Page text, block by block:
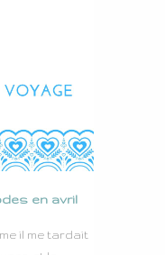
en avril
il me tardait